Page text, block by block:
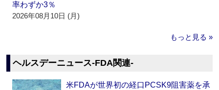
率わずか3％
2026年08月10日 (月)
もっと見る »
ヘルスデーニュース‐FDA関連‐
米FDAが世界初の経口PCSK9阻害薬を承